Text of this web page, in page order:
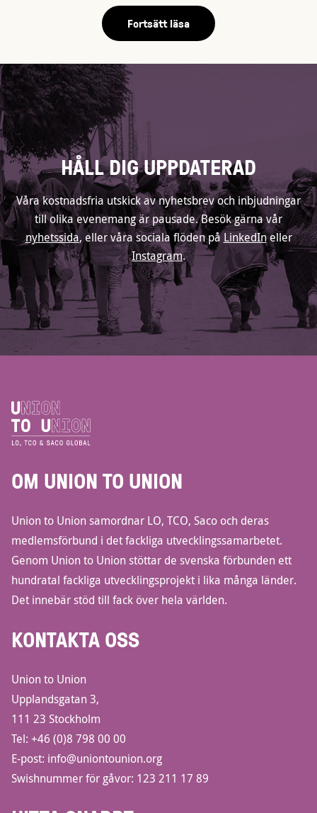
Fortsätt läsa
HÅLL DIG UPPDATERAD
Våra kostnadsfria utskick av nyhetsbrev och inbjudningar
till olika evenemang är pausade. Besök gärna vår
nyhetssida, eller våra sociala flöden påLinkedIneller
Instagram.
OM UNION TO UNION
Union to Union samordnar LO, TCO, Saco och deras
medlemsförbund i det fackliga utvecklingssamarbetet.
Genom Union to Union stöttar de svenska förbunden ett
hundratal fackliga utvecklingsprojekt i lika många länder.
Det innebär stöd till fack över hela världen.
KONTAKTA OSS
Union to Union
Upplandsgatan 3,
111 23 Stockholm
Tel: +46 (0)8 798 00 00
E-post: info@uniontounion.org
Swishnummer för gåvor: 123 211 17 89